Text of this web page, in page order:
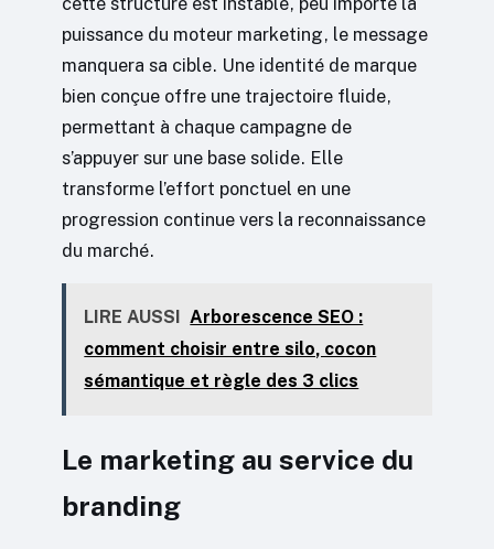
puissance du moteur marketing, le message
manquera sa cible. Une identité de marque
bien conçue offre une trajectoire fluide,
permettant à chaque campagne de
s’appuyer sur une base solide. Elle
transforme l’effort ponctuel en une
progression continue vers la reconnaissance
du marché.
LIRE AUSSI
Arborescence SEO :
comment choisir entre silo, cocon
sémantique et règle des 3 clics
Le marketing au service du
branding